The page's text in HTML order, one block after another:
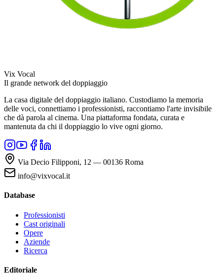
Vix Vocal
Il grande network del doppiaggio
La casa digitale del doppiaggio italiano. Custodiamo la memoria
delle voci, connettiamo i professionisti, raccontiamo l'arte invisibile
che dà parola al cinema. Una piattaforma fondata, curata e
mantenuta da chi il doppiaggio lo vive ogni giorno.
Via Decio Filipponi, 12 — 00136 Roma
info@vixvocal.it
Database
Professionisti
Cast originali
Opere
Aziende
Ricerca
Editoriale